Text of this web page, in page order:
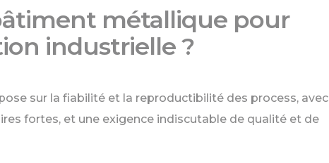
métallique pour
industrielle ?
sur la fiabilité et la reproductibilité des process, avec
fortes, et une exigence indiscutable de qualité et de